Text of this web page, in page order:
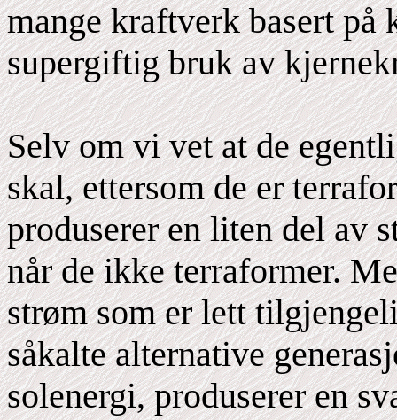
mange kraftverk basert på
supergiftig bruk av
Selv om vi vet at de
skal, ettersom de er
produserer en liten del av
når de ikke terraformer.
strøm som er lett
såkalte alternative
solenergi, produserer en